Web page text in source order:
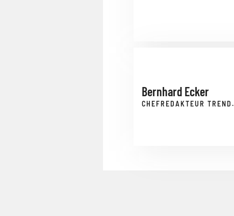
Bernhard Ecker
CHEFREDAKTEUR TREND.